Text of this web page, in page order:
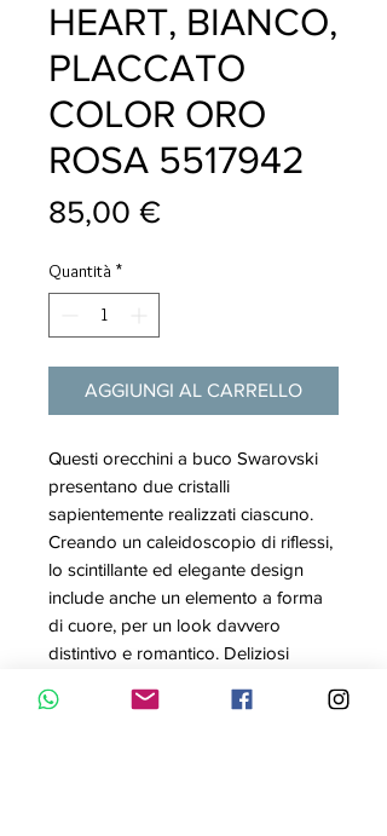
HEART, BIANCO,
PLACCATO
COLOR ORO
ROSA 5517942
85,00 €Prezzo
Quantità *
AGGIUNGI AL CARRELLO
Questi orecchini a buco Swarovski
presentano due cristalli
sapientemente realizzati ciascuno.
Creando un caleidoscopio di riflessi,
lo scintillante ed elegante design
include anche un elemento a forma
di cuore, per un look davvero
distintivo e romantico. Deliziosi
oro rosa amplificano ancora di più lo